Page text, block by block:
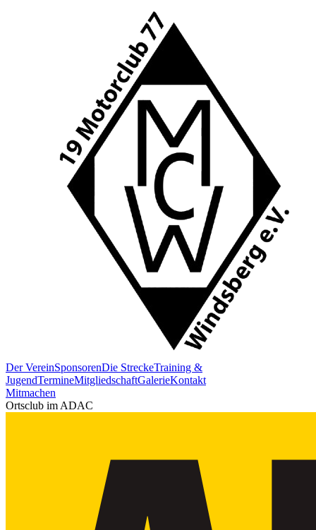
Der VereinSponsorenDie StreckeTraining &
JugendTermineMitgliedschaftGalerieKontakt
Mitmachen
Ortsclub im ADAC